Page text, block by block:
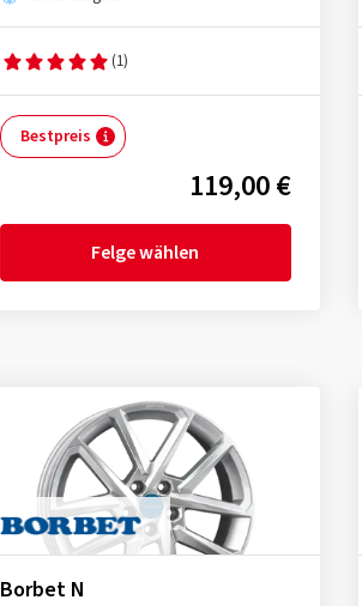
(1)
Bestpreis
119,00 €
Felge wählen
Borbet N